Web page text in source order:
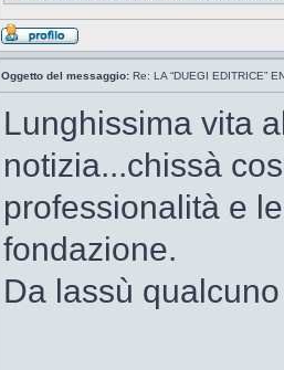
Oggetto del messaggio: Re: LA “DUEGI EDITRICE”
Lunghissima vita
notizia...chissà
professionalità e
fondazione.
Da lassù